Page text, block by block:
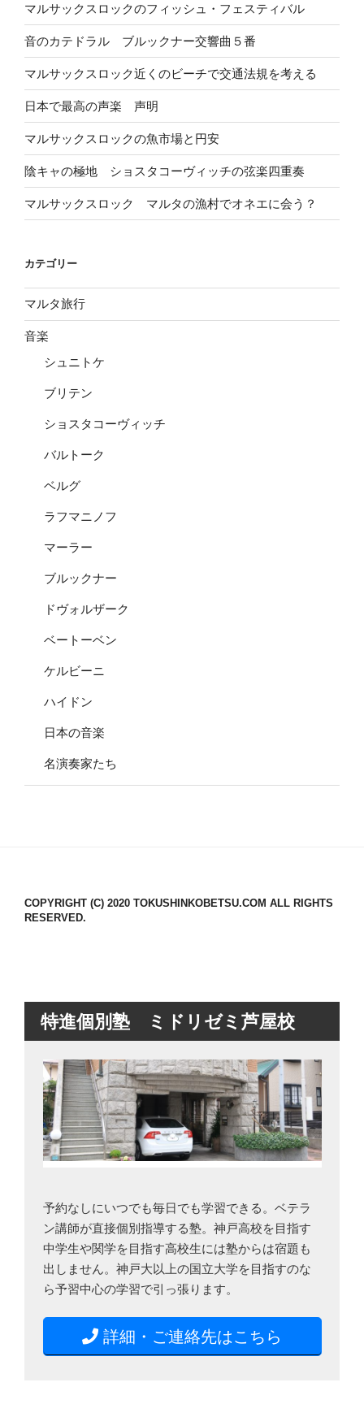
マルサックスロックのフィッシュ・フェスティバル
音のカテドラル ブルックナー交響曲５番
マルサックスロック近くのビーチで交通法規を考える
日本で最高の声楽 声明
マルサックスロックの魚市場と円安
陰キャの極地 ショスタコーヴィッチの弦楽四重奏
マルサックスロック マルタの漁村でオネエに会う？
カテゴリー
マルタ旅行
音楽
シュニトケ
ブリテン
ショスタコーヴィッチ
バルトーク
ベルグ
ラフマニノフ
マーラー
ブルックナー
ドヴォルザーク
ベートーベン
ケルビーニ
ハイドン
日本の音楽
名演奏家たち
COPYRIGHT (C) 2020 TOKUSHINKOBETSU.COM ALL RIGHTS
RESERVED.
特進個別塾 ミドリゼミ芦屋校
予約なしにいつでも毎日でも学習できる。ベテラ
ン講師が直接個別指導する塾。神戸高校を目指す
中学生や関学を目指す高校生には塾からは宿題も
出しません。神戸大以上の国立大学を目指すのな
ら予習中心の学習で引っ張ります。
詳細・ご連絡先はこちら